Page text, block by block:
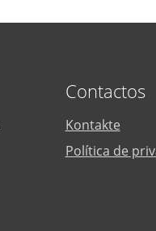
Contactos
Kontakte
Política de